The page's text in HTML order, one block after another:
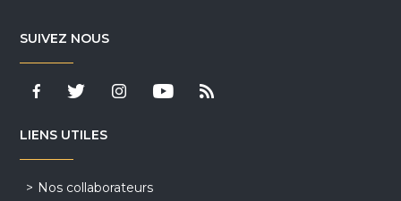
SUIVEZ NOUS
LIENS UTILES
Nos collaborateurs